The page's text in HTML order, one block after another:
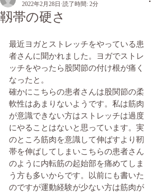
靱帯の硬さ
2022年2月28日 読了時間: 2分
最近ヨガとストレッチをやっている患
者さんに聞かれました。ヨガでストレ
ッチをやったら股関節の付け根が痛く
なったと。
確かにこちらの患者さんは股関節の柔
軟性はあまりないようです。私は筋肉
が意識できない方はストレッチは過度
にやることはないと思っています。実
のところ筋肉を意識して伸ばすより靭
帯を伸ばしてしまいこちらの患者さん
のように内転筋の起始部を痛めてしま
う方も多いからです。以前にも書いた
のですが運動経験が少ない方は筋肉が